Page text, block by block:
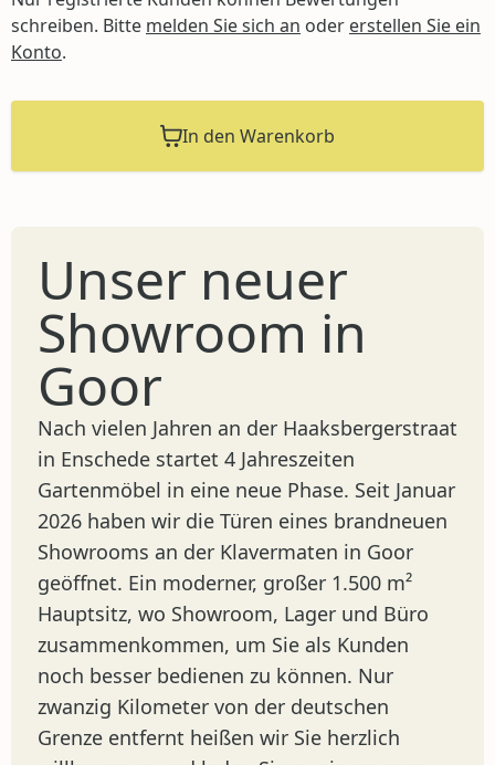
schreiben. Bitte melden Sie sich an oder erstellen Sie ein
Konto.
In den Warenkorb
Unser neuer
Showroom in
Goor
Nach vielen Jahren an der Haaksbergerstraat
in Enschede startet 4 Jahreszeiten
Gartenmöbel in eine neue Phase. Seit Januar
2026 haben wir die Türen eines brandneuen
Showrooms an der Klavermaten in Goor
geöffnet. Ein moderner, großer 1.500 m²
Hauptsitz, wo Showroom, Lager und Büro
zusammenkommen, um Sie als Kunden
noch besser bedienen zu können. Nur
zwanzig Kilometer von der deutschen
Grenze entfernt heißen wir Sie herzlich